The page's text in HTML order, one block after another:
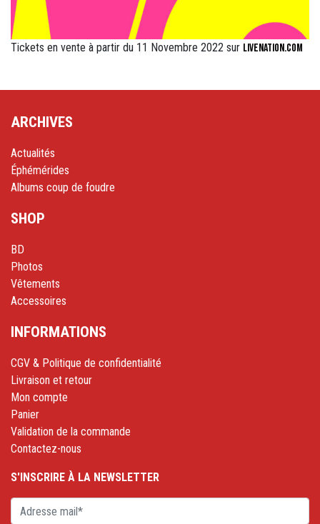
Tickets en vente à partir du 11 Novembre 2022 sur LiveNation.com
ARCHIVES
Actualités
Éphémérides
Albums coup de foudre
SHOP
BD
Photos
Vêtements
Accessoires
INFORMATIONS
CGV & Politique de confidentialité
Livraison et retour
Mon compte
Panier
Validation de la commande
Contactez-nous
S'INSCRIRE À LA NEWSLETTER